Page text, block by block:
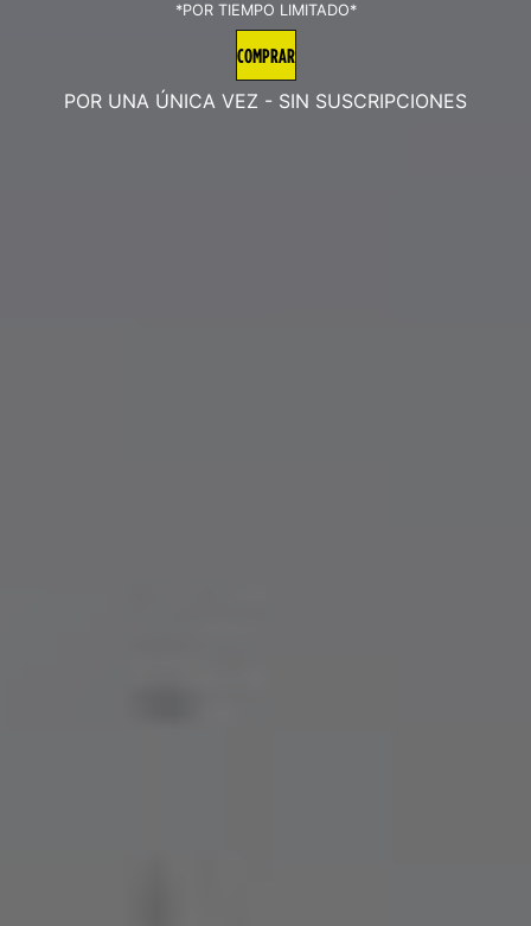
precio
original
actual
*POR TIEMPO LIMITADO*
COMPRAR
POR UNA ÚNICA VEZ - SIN SUSCRIPCIONES